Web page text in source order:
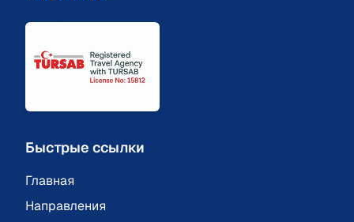
Быстрые ссылки
Главная
Направления